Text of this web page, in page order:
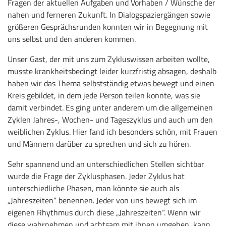
Fragen der aktuellen Aufgaben und Vorhaben / Wünsche der
nahen und ferneren Zukunft. In Dialogspaziergängen sowie
größeren Gesprächsrunden konnten wir in Begegnung mit
uns selbst und den anderen kommen.
Unser Gast, der mit uns zum Zykluswissen arbeiten wollte,
musste krankheitsbedingt leider kurzfristig absagen, deshalb
haben wir das Thema selbstständig etwas bewegt und einen
Kreis gebildet, in dem jede Person teilen konnte, was sie
damit verbindet. Es ging unter anderem um die allgemeinen
Zyklen Jahres-, Wochen- und Tageszyklus und auch um den
weiblichen Zyklus. Hier fand ich besonders schön, mit Frauen
und Männern darüber zu sprechen und sich zu hören.
Sehr spannend und an unterschiedlichen Stellen sichtbar
wurde die Frage der Zyklusphasen. Jeder Zyklus hat
unterschiedliche Phasen, man könnte sie auch als
„Jahreszeiten“ benennen. Jeder von uns bewegt sich im
eigenen Rhythmus durch diese „Jahreszeiten“. Wenn wir